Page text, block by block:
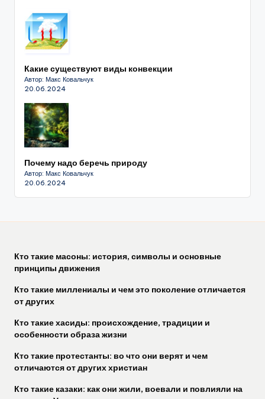
Какие существуют виды конвекции
Автор: Макс Ковальчук
20.06.2024
Почему надо беречь природу
Автор: Макс Ковальчук
20.06.2024
Кто такие масоны: история, символы и основные
принципы движения
Кто такие миллениалы и чем это поколение отличается
от других
Кто такие хасиды: происхождение, традиции и
особенности образа жизни
Кто такие протестанты: во что они верят и чем
отличаются от других христиан
Кто такие казаки: как они жили, воевали и повлияли на